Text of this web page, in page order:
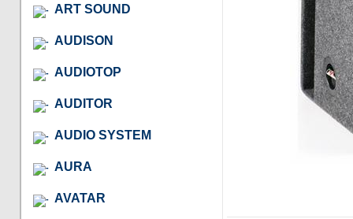
ART SOUND
AUDISON
AUDIOTOP
AUDITOR
AUDIO SYSTEM
AURA
AVATAR